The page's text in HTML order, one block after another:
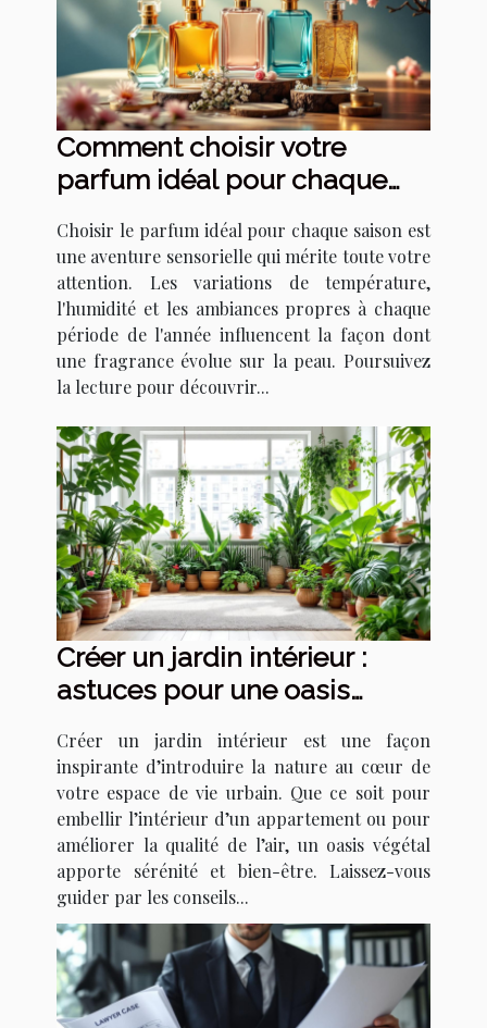
Comment choisir votre
parfum idéal pour chaque
Choisir le parfum idéal pour chaque saison est
une aventure sensorielle qui mérite toute votre
attention. Les variations de température,
l'humidité et les ambiances propres à chaque
période de l'année influencent la façon dont
une fragrance évolue sur la peau. Poursuivez
la lecture pour découvrir...
Créer un jardin intérieur :
astuces pour une oasis
Créer un jardin intérieur est une façon
inspirante d’introduire la nature au cœur de
votre espace de vie urbain. Que ce soit pour
embellir l’intérieur d’un appartement ou pour
améliorer la qualité de l’air, un oasis végétal
apporte sérénité et bien-être. Laissez-vous
guider par les conseils...